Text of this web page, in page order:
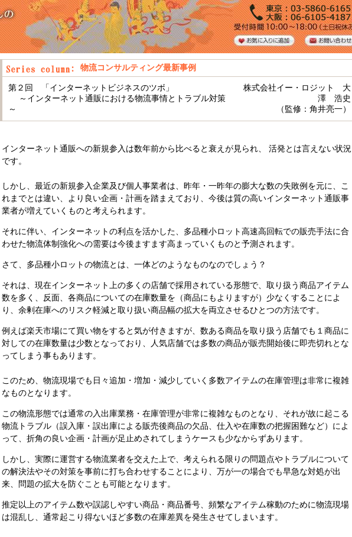
物流コンサルティング最新事例
第２回 「インターネットビジネスのツボ」
～インターネット通販における物流事情とトラブル対策
～
株式会社イー・ロジット 大
澤 浩史
（監修：角井亮一）
インターネット通販への新規参入は数年前から比べると衰えが見られ、 活発とは言えない状況
です。
しかし、最近の新規参入企業及び個人事業者は、昨年・一昨年の膨大な数の失敗例を元に、こ
れまでとは違い、より良い企画・計画を踏まえており、今後は質の高いインターネット通販事
業者が増えていくものと考えられます。
それに伴い、インターネットの利点を活かした、多品種小ロット高速高回転での販売手法に合
わせた物流体制強化への需要は今後ますます高まっていくものと予測されます。
さて、多品種小ロットの物流とは、一体どのようなものなのでしょう？
それは、現在インターネット上の多くの店舗で採用されている形態で、取り扱う商品アイテム
数を多く、反面、各商品についての在庫数量を（商品にもよりますが）少なくすることによ
り、余剰在庫へのリスク軽減と取り扱い商品幅の拡大を両立させるひとつの方法です。
例えば楽天市場にて買い物をすると気が付きますが、数ある商品を取り扱う店舗でも１商品に
対しての在庫数量は少数となっており、人気店舗では多数の商品が販売開始後に即売切れとな
ってしまう事もあります。
このため、物流現場でも日々追加・増加・減少していく多数アイテムの在庫管理は非常に複雑
なものとなります。
この物流形態では通常の入出庫業務・在庫管理が非常に複雑なものとなり、それが故に起こる
物流トラブル（誤入庫・誤出庫による販売後商品の欠品、仕入や在庫数の把握困難など）によ
って、折角の良い企画・計画が足止めされてしまうケースも少なからずあります。
しかし、実際に運営する物流業者を交えた上で、考えられる限りの問題点やトラブルについて
の解決法やその対策を事前に打ち合わせすることにより、万が一の場合でも早急な対処が出
来、問題の拡大を防ぐことも可能となります。
推定以上のアイテム数や誤認しやすい商品・商品番号、頻繁なアイテム稼動のために物流現場
は混乱し、通常起こり得ないほど多数の在庫差異を発生させてしまいます。